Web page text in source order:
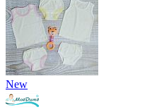
New